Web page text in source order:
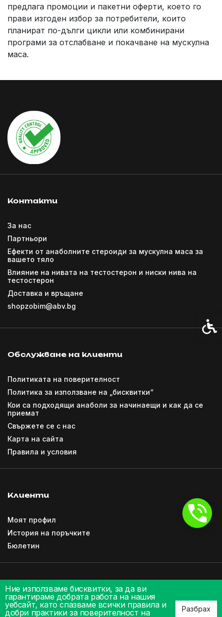
предлага промоции и пакетни оферти, което го
прави изгоден избор за потребители, които
планират по-дълги цикли или комбинирани
програми за отслабване и покачване на мускулна
маса.
Ние използваме бисквитки, за да ви
гарантираме добрата работа на нашия
уебсайт, като спазваме всички правила и
добри практики за поверителност на
Разбрах
Контакти
За нас
Партньори
Ефекти от анаболните стероиди за мускулна маса за
вашето тяло
Влияние на нивата на тестостерон и ниски нива на
тестостерон
Доставка и връщане
shopzobim@abv.bg
Обслужване на клиенти
Политиката на поверителност
Политика за използване на „бисквитки“
Кои са подходящи анаболи за начинаещи и как да се
приемат
Свържете се с нас
Карта на сайта
Правила и условия
Клиенти
Моят профил
История на поръчките
Бюлетин